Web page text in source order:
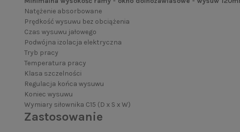
Natężenie absorbowane
Prędkość wysuwu bez obciążenia
Czas wysuwu jałowego
Podwójna izolacja elektryczna
Tryb pracy
Temperatura pracy
Klasa szczelności
Regulacja końca wysuwu
Koniec wysuwu
Wymiary siłownika C15 (D x S x W)
Zastosowanie